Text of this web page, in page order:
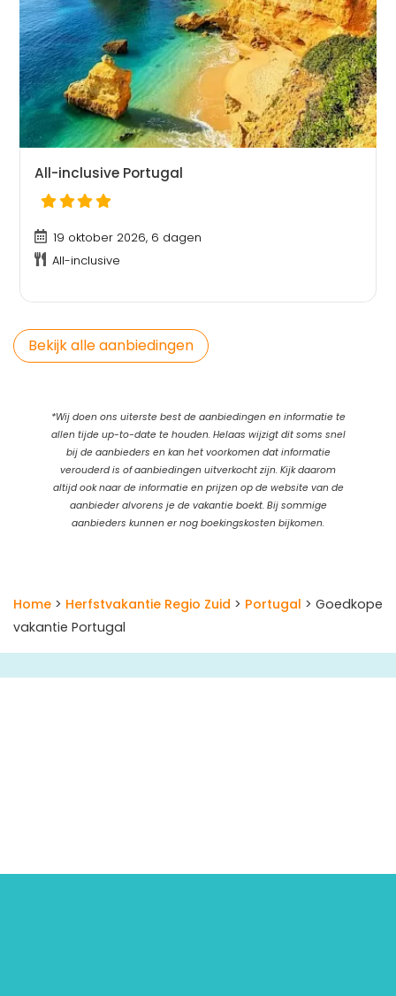
All-inclusive Portugal
19 oktober 2026, 6 dagen
All-inclusive
Bekijk alle aanbiedingen
*Wij doen ons uiterste best de aanbiedingen en informatie te
allen tijde up-to-date te houden. Helaas wijzigt dit soms snel
bij de aanbieders en kan het voorkomen dat informatie
verouderd is of aanbiedingen uitverkocht zijn. Kijk daarom
altijd ook naar de informatie en prijzen op de website van de
aanbieder alvorens je de vakantie boekt. Bij sommige
aanbieders kunnen er nog boekingskosten bijkomen.
Home > Herfstvakantie Regio Zuid > Portugal > Goedkope
vakantie Portugal